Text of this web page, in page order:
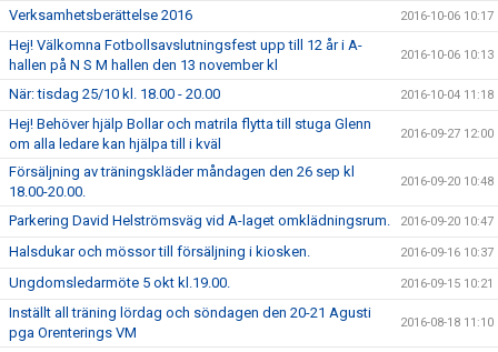
Verksamhetsberättelse 2016 2016-10-06 10:17
Hej! Välkomna Fotbollsavslutningsfest upp till 12 år i A-
hallen på N S M hallen den 13 november kl
2016-10-06 10:13
När: tisdag 25/10 kl. 18.00 - 20.00 2016-10-04 11:18
Hej! Behöver hjälp Bollar och matrila flytta till stuga Glenn
om alla ledare kan hjälpa till i kväl
2016-09-27 12:00
Försäljning av träningskläder måndagen den 26 sep kl
18.00-20.00.
2016-09-20 10:48
Parkering David Helströmsväg vid A-laget omklädningsrum. 2016-09-20 10:47
Halsdukar och mössor till försäljning i kiosken. 2016-09-16 10:37
Ungdomsledarmöte 5 okt kl.19.00. 2016-09-15 10:21
Inställt all träning lördag och söndagen den 20-21 Agusti
pga Orenterings VM
2016-08-18 11:10